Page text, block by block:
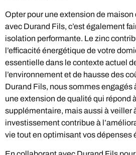
Opter pour une extension de maison
avec Durand Fils, c’est également
isolation performante. Le zinc
l’efficacité énergétique de votre
essentielle dans le contexte actuel
l’environnement et de hausse des
Durand Fils, nous sommes engagés
une extension de qualité qui répond
supplémentaire, mais aussi à veiller
investissement contribue à
vie tout en optimisant vos dépenses